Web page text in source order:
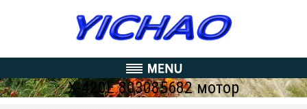
Х-420Е 803085682 мотор